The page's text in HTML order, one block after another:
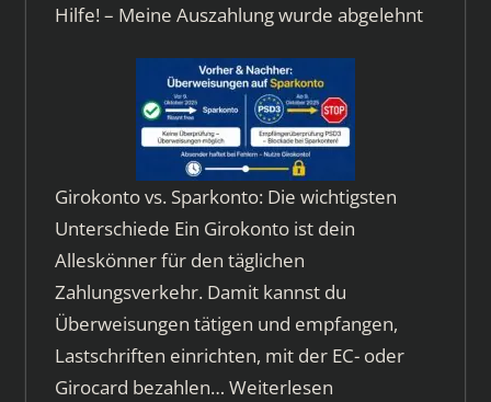
Hilfe! – Meine Auszahlung wurde abgelehnt
Girokonto vs. Sparkonto: Die wichtigsten
Unterschiede Ein Girokonto ist dein
Alleskönner für den täglichen
Zahlungsverkehr. Damit kannst du
Überweisungen tätigen und empfangen,
Lastschriften einrichten, mit der EC- oder
Girocard bezahlen… Weiterlesen